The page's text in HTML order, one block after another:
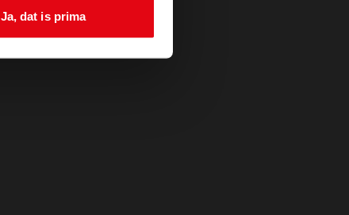
Ja, dat is prima